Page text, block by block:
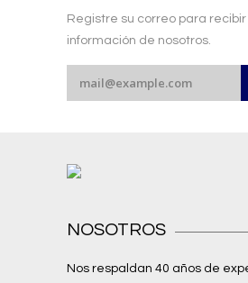
Registre su correo para
información de nosotros.
NOSOTROS
Nos respaldan 40 años de